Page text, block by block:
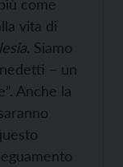
come
vita di
. Siamo
– un
Anche la